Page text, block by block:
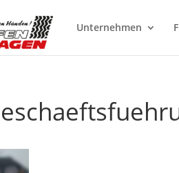
Unternehmen